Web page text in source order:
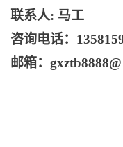
联系人: 马工
咨询电话：
邮箱：